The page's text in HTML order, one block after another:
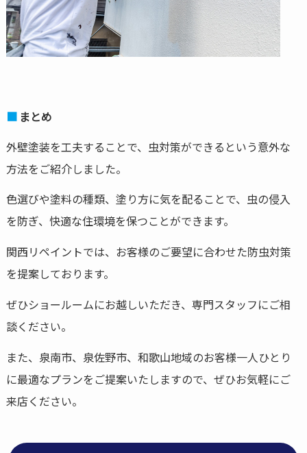
まとめ
外壁塗装を工夫することで、虫対策ができるという意外な
方法をご紹介しました。
色選びや塗料の種類、塗り方に気を配ることで、虫の侵入
を防ぎ、快適な住環境を保つことができます。
関西リペイントでは、お客様のご要望に合わせた防虫対策
を提案しております。
ぜひショールームにお越しいただき、専門スタッフにご相
談ください。
また、泉南市、泉佐野市、和歌山地域のお客様一人ひとり
に最適なプランをご提案いたしますので、ぜひお気軽にご
来店ください。